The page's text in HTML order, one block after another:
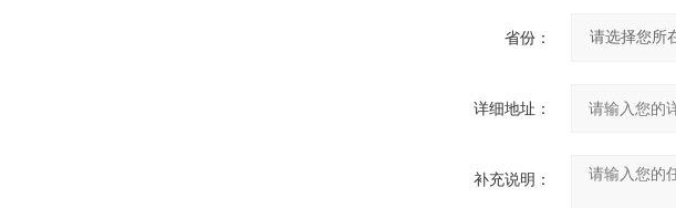
省份：
详细地址：
补充说明：